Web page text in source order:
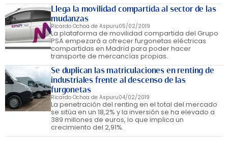
Llega la movilidad compartida al sector de las
mudanzas
Ricardo Ochoa de Aspuru05/02/2019
La plataforma de movilidad compartida del Grupo
PSA empezará a ofrecer furgonetas eléctricas
compartidas en Madrid para poder hacer
transporte de mercancías propias.
Se duplican las matriculaciones en renting de
industriales frente al descenso de las
furgonetas
Ricardo Ochoa de Aspuru04/02/2019
La penetración del renting en el total del mercado
se sitúa en un 18,2% y la inversión se ha elevado a
389 millones de euros, lo que implica un
crecimiento del 2,91%.